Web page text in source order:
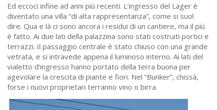
Ed eccoci infine ad anni più recenti. L’ingresso del Lager è
diventato una villa “di alta rappresentanza”, come si suol
dire. Qua e là ci sono ancora i residui di un cantiere, ma il più
è fatto. Ai due lati della palazzina sono stati costruiti portici e
terrazzi. Il passaggio centrale è stato chiuso con una grande
vetrata, e si intravede appena il luminoso interno. Ai lati del
vialetto d’ingresso hanno portato della terra buona per
agevolare la crescita di piante e fiori. Nel “Bunker”, chissà,
forse i nuovi proprietari terranno vino o birra.